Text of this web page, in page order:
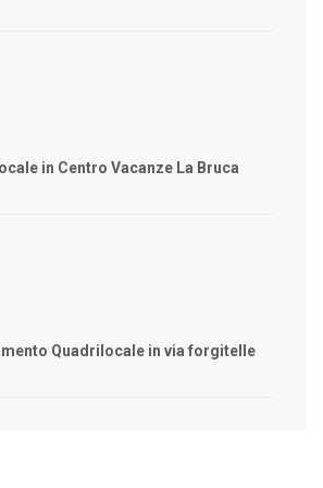
in Centro Vacanze La Bruca
Quadrilocale in via forgitelle